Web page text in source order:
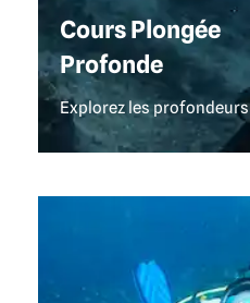
Cours Plongée
Profonde
Explorez les profondeurs